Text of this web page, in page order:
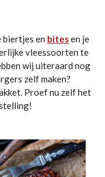
biertjes en bitesen je
vleessoorten te
wij uiteraard nog
zelf maken?
Proef nu zelf het